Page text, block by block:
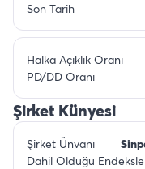
Son Tarih
Halka Açıklık Oranı
PD/DD Oranı
Şirket Künyesi
Şirket Ünvanı
Dahil Olduğu